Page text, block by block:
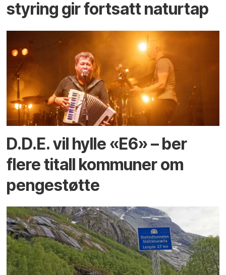
styring gir fortsatt naturtap
D.D.E. vil hylle «E6» – ber
flere titall kommuner om
pengestøtte